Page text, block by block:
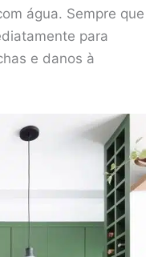
água. Sempre que
para
e danos à